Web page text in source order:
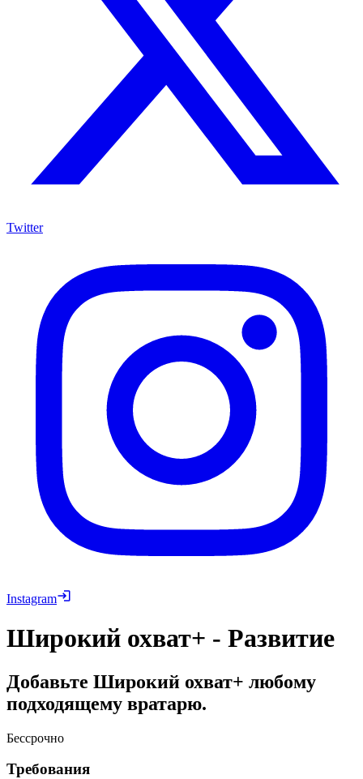
Twitter
Instagram
Широкий охват+ - Развитие
Добавьте Широкий охват+ любому
подходящему вратарю.
Бессрочно
Требования